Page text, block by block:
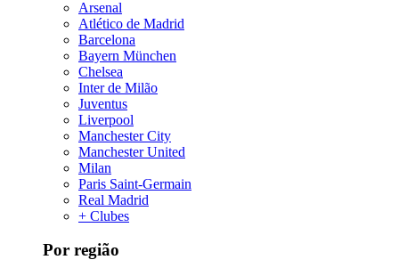
Arsenal
Atlético de Madrid
Barcelona
Bayern München
Chelsea
Inter de Milão
Juventus
Liverpool
Manchester City
Manchester United
Milan
Paris Saint-Germain
Real Madrid
+ Clubes
Por região